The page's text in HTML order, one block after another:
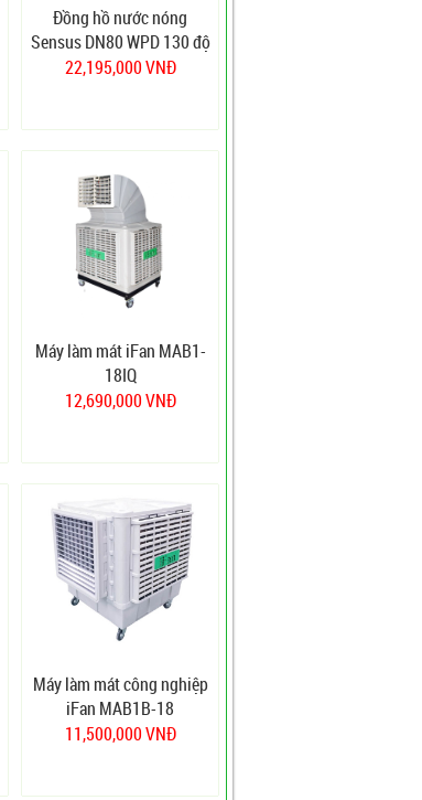
Đồng hồ nước nóng
Sensus DN80 WPD 130 độ
22,195,000 VNĐ
Máy làm mát iFan MAB1-
18IQ
12,690,000 VNĐ
Máy làm mát công nghiệp
iFan MAB1B-18
11,500,000 VNĐ